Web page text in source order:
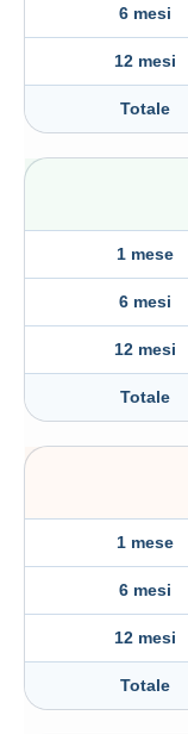
6 mesi
12 mesi
Totale
1 mese
6 mesi
12 mesi
Totale
1 mese
6 mesi
12 mesi
Totale